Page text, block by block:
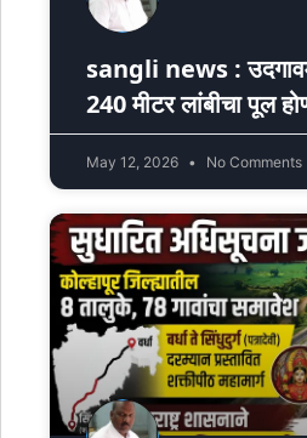
sangli news :
240 मीटर लांबीचा पूल
May 12, 2026 No Comments